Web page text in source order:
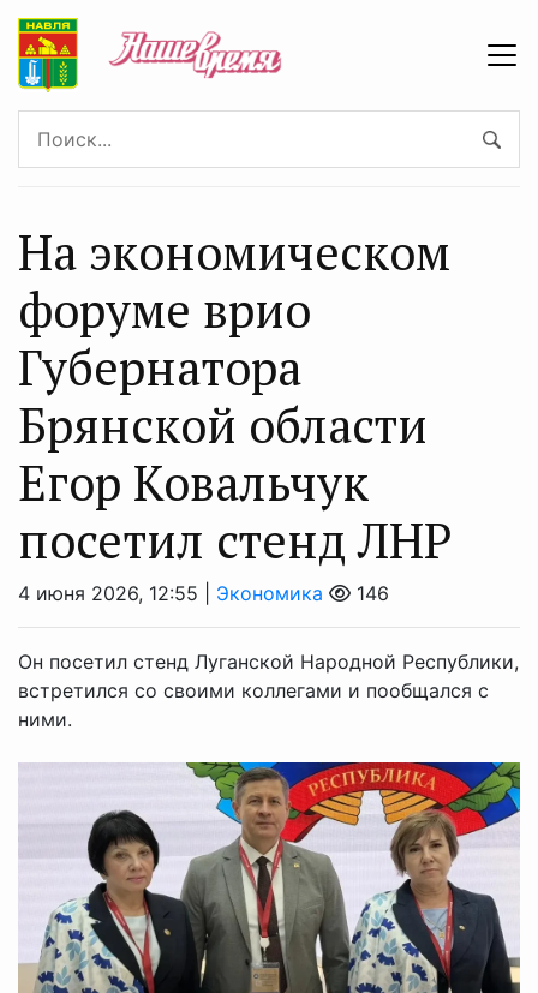
На экономическом
форуме врио
Губернатора
Брянской области
Егор Ковальчук
посетил стенд ЛНР
4 июня 2026, 12:55 | Экономика 146
Он посетил стенд Луганской Народной Республики,
встретился со своими коллегами и пообщался с
ними.